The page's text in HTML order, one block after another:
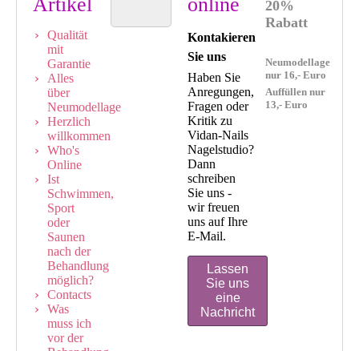
Qualität
mit
Garantie
Alles
über
Neumodellage
Herzlich
willkommen
Who's
Online
Ist
Schwimmen,
Sport
oder
Saunen
nach der
Behandlung
möglich?
Contacts
Was
muss ich
vor der
Kontakieren
Sie uns
Haben Sie
Anregungen,
Fragen oder
Kritik zu
Vidan-Nails
Nagelstudio?
Dann
schreiben
Sie uns -
wir freuen
uns auf Ihre
E-Mail.
Lassen
Sie uns
eine
Nachricht
20%
Rabatt
Neumodellage
nur 16,- Euro
Auffüllen nur
13,- Euro